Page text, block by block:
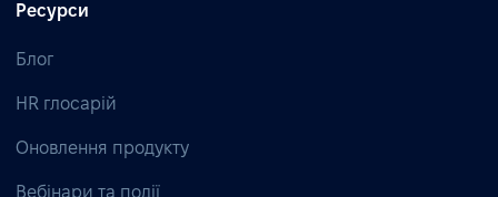
Ресурси
Блог
HR глосарій
Оновлення продукту
Вебінари та події